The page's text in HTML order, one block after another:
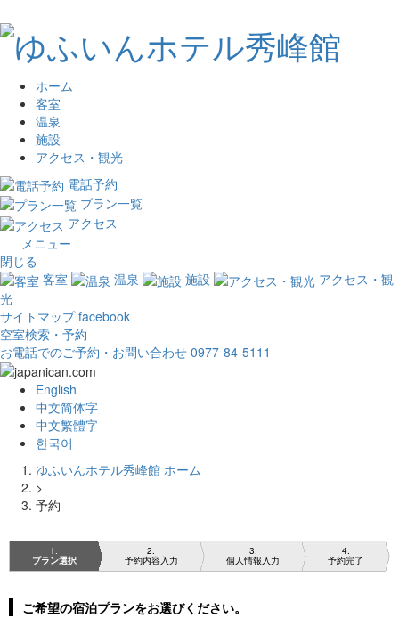
ホーム
客室
温泉
施設
アクセス・観光
電話予約
プラン一覧
アクセス
メニュー
閉じる
客室
温泉 施設
アクセス・観
光
サイトマップ facebook
空室検索・予約
お電話でのご予約・お問い合わせ 0977-84-5111
English
中文简体字
中文繁體字
한국어
ゆふいんホテル秀峰館 ホーム
>
予約
1
プラン選択
2
予約内容入力
3
個人情報入力
4
予約完了
ご希望の宿泊プランをお選びください。